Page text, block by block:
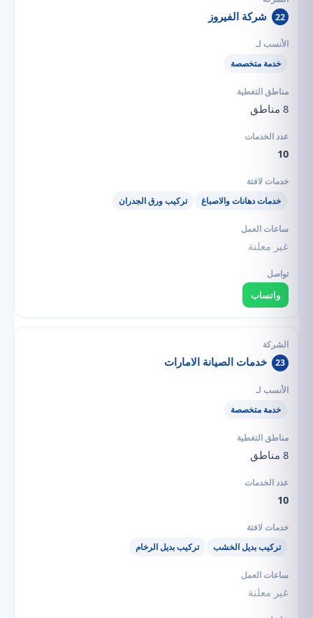
22 شركة الفيروز
خدمة متخصصة
8 مناطق
10
خدمات دهانات والاصباغ تركيب ورق الجدران
غير معلنة
واتساب
23 خدمات الصيانة الامارات
خدمة متخصصة
8 مناطق
10
تركيب بديل الخشب تركيب بديل الرخام
غير معلنة